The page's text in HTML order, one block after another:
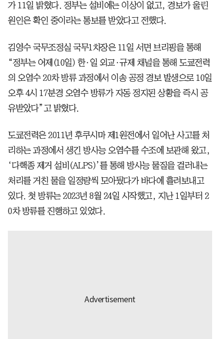
가 11일 밝혔다. 정부는 설비에는 이상이 없고, 경보가 울린
원인은 확인 중이라는 통보를 받았다고 전했다.
김영수 국무조정실 국무1차장은 11일 서면 브리핑을 통해
“정부는 어제(10일) 한·일 외교·규제 채널을 통해 도쿄전력
의 오염수 20차 방류 과정에서 이송 공정 경보 발생으로 10일
오후 4시 17분경 오염수 방류가 자동 정지된 상황을 즉시 공
유받았다”고 밝혔다.
도쿄전력은 2011년 후쿠시마 제1원전에서 일어난 사고를 처
리하는 과정에서 생긴 방사능 오염수를 수조에 보관해 왔고,
‘다핵종 제거 설비(ALPS)’를 통해 방사능 물질을 걸러내는
처리를 거친 물을 일정량씩 모아뒀다가 바다에 흘려보내고
있다. 첫 방류는 2023년 8월 24일 시작했고, 지난 1일부터 2
0차 방류를 진행하고 있었다.